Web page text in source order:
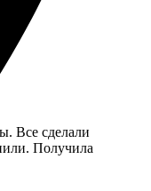
Все сделали
Получила